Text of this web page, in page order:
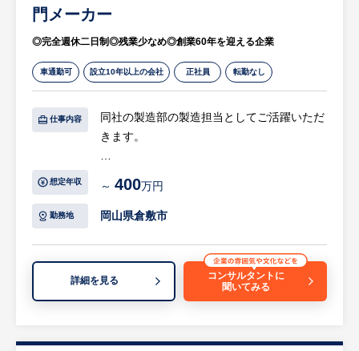
- 勤怠管理システム、オフィス環境の整備改
- 各種契約書、社内文書の管理
- 備品、設備、ファシリティ管理
等
◎新卒・中途・業務委託人材の獲得
- 中長期的な人員計画（KPI）の策定と管理
- 採用ブランディングの設計／実行、HP、各
種求人媒体の管理
- 選考管理・採用後のフォロー
◎社内システム／営業サポート業務
-基幹システム（受発注・売上管理、プロジ
門メーカー
◎完全週休二日制◎残業少なめ◎創業60年を迎える企業
車通勤可 設立10年以上の会社 正社員 転勤なし
仕事内容
同社の製造部の製造担当としてご活躍いただ
きます。
◆生型造形工程
・自動造型ラインによる砂型の製作、および
・手込め造型による大型鋳物用鋳型の製作
と、湯口・押湯の設置。
・製品内部の空洞を作る「中子」の製作・管
想定年収 ～ 400万円
勤務地 岡山県倉敷市
詳細を見る
コンサルタントに
聞いてみる